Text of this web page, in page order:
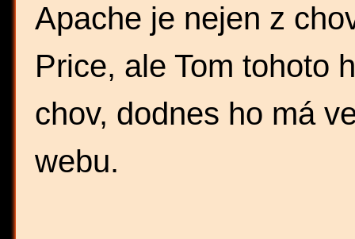
Apache je nejen z
Price, ale Tom tohoto
chov, dodnes ho má
webu.